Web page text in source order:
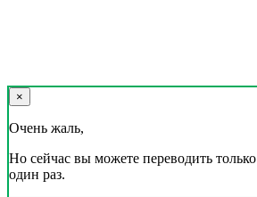
×
Очень жаль,
Но сейчас вы можете переводить только
один раз.